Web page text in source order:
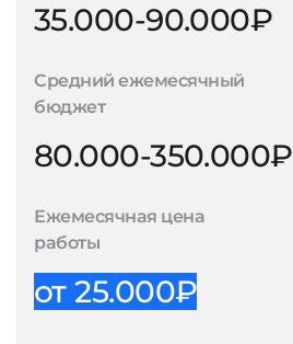
35.000-90.000₽
Средний ежемесячный
бюджет
80.000-350.000₽
Ежемесячная цена
работы
от 25.000₽